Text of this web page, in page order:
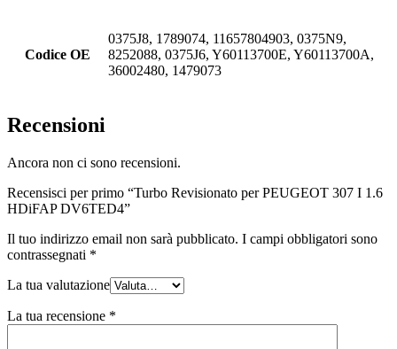
Codice OE
0375J8, 1789074, 11657804903, 0375N9,
8252088, 0375J6, Y60113700E, Y60113700A,
36002480, 1479073
Recensioni
Ancora non ci sono recensioni.
Recensisci per primo “Turbo Revisionato per PEUGEOT 307 I 1.6
HDiFAP DV6TED4”
Il tuo indirizzo email non sarà pubblicato. I campi obbligatori sono
contrassegnati *
La tua valutazione
La tua recensione *